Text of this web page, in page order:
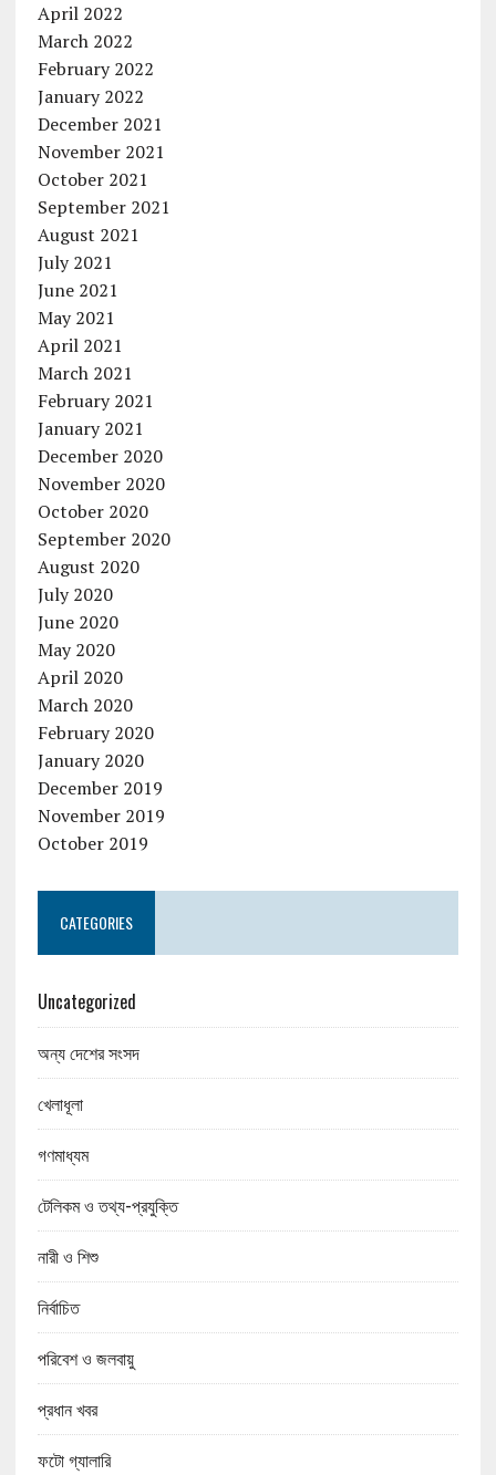
April 2022
March 2022
February 2022
January 2022
December 2021
November 2021
October 2021
September 2021
August 2021
July 2021
June 2021
May 2021
April 2021
March 2021
February 2021
January 2021
December 2020
November 2020
October 2020
September 2020
August 2020
July 2020
June 2020
May 2020
April 2020
March 2020
February 2020
January 2020
December 2019
November 2019
October 2019
CATEGORIES
Uncategorized
অন্য দেশের সংসদ
খেলাধূলা
গণমাধ্যম
টেলিকম ও তথ্য-প্রযুক্তি
নারী ও শিশু
নির্বাচিত
পরিবেশ ও জলবায়ু
প্রধান খবর
ফটো গ্যালারি